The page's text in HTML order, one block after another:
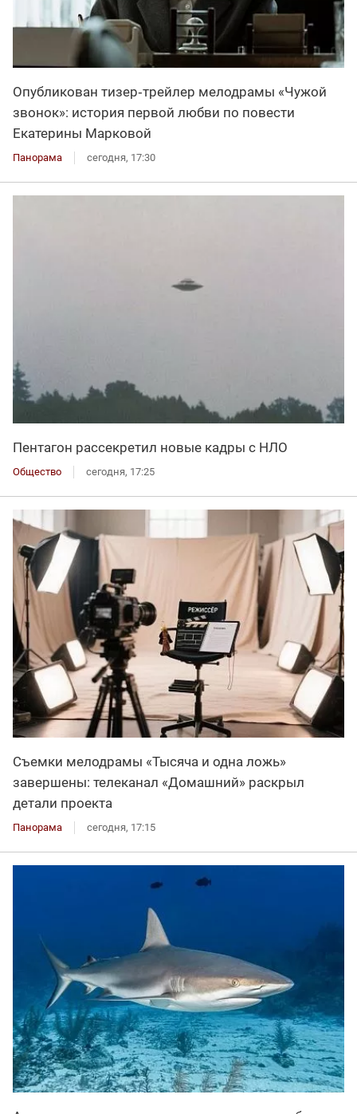
Опубликован тизер‑трейлер мелодрамы «Чужой
звонок»: история первой любви по повести
Екатерины Марковой
Панорама сегодня, 17:30
Пентагон рассекретил новые кадры с НЛО
Общество сегодня, 17:25
Съемки мелодрамы «Тысяча и одна ложь»
завершены: телеканал «Домашний» раскрыл
детали проекта
Панорама сегодня, 17:15